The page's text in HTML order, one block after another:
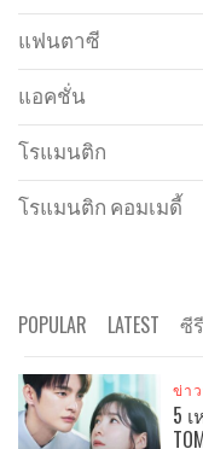
แฟนตาซี
แอคชั่น
โรแมนติก
โรแมนติก คอมเมดี้
POPULAR LATEST ซี
ข่า
5 เ